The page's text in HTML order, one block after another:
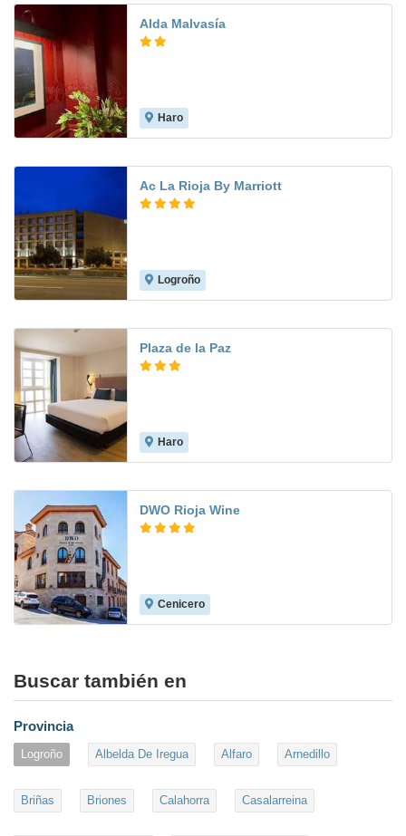
Alda Malvasía
Haro
Ac La Rioja By Marriott
Logroño
Plaza de la Paz
Haro
DWO Rioja Wine
Cenicero
Buscar también en
Provincia
Logroño Albelda De Iregua Alfaro Arnedillo
Briñas Briones Calahorra Casalarreina